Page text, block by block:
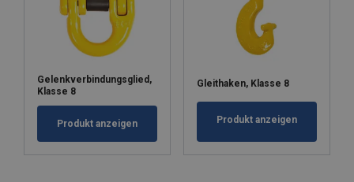
Gelenkverbindungsglied,
Klasse 8
Produkt anzeigen
Gleithaken, Klasse 8
Produkt anzeigen